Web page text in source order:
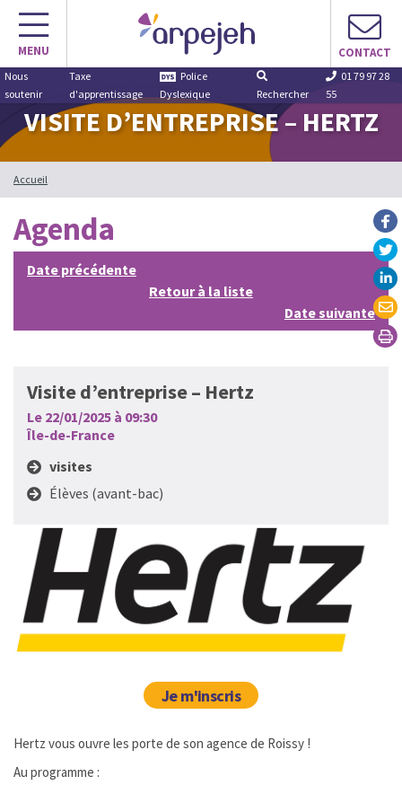
Aller
contenu
MENU CONTACT
Nous
soutenir
Taxe
d'apprentissage
Police
Dyslexique
Rechercher
01 79 97 28
55
VISITE D’ENTREPRISE – HERTZ
Accueil
Agenda
Date précédente
Retour à la liste
Date suivante
Visite d’entreprise – Hertz
Le 22/01/2025 à 09:30
Île-de-France
visites
Élèves (avant-bac)
Je m'inscris
Hertz vous ouvre les porte de son agence de Roissy !
Au programme :